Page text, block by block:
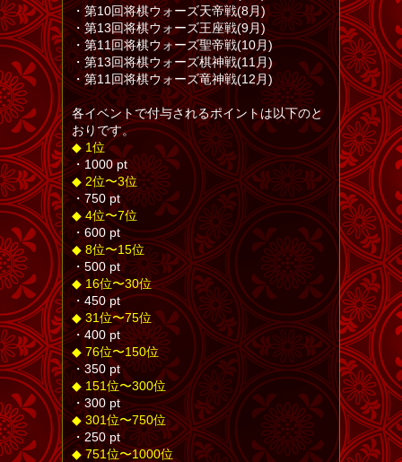
・第10回将棋ウォーズ天帝戦(8月)
・第13回将棋ウォーズ王座戦(9月)
・第11回将棋ウォーズ聖帝戦(10月)
・第13回将棋ウォーズ棋神戦(11月)
・第11回将棋ウォーズ竜神戦(12月)
各イベントで付与されるポイントは以下のと
おりです。
◆ 1位
・1000 pt
◆ 2位〜3位
・750 pt
◆ 4位〜7位
・600 pt
◆ 8位〜15位
・500 pt
◆ 16位〜30位
・450 pt
◆ 31位〜75位
・400 pt
◆ 76位〜150位
・350 pt
◆ 151位〜300位
・300 pt
◆ 301位〜750位
・250 pt
◆ 751位〜1000位